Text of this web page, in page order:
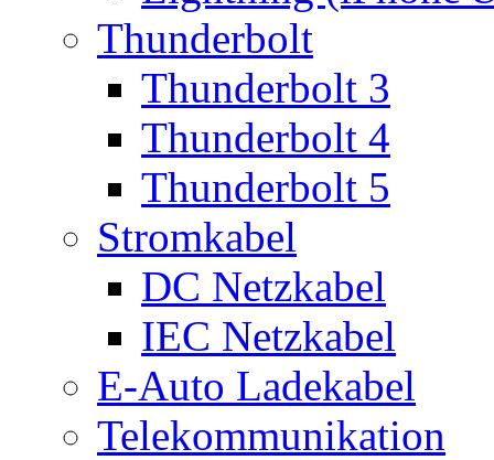
Thunderbolt
Thunderbolt 3
Thunderbolt 4
Thunderbolt 5
Stromkabel
DC Netzkabel
IEC Netzkabel
E-Auto Ladekabel
Telekommunikation